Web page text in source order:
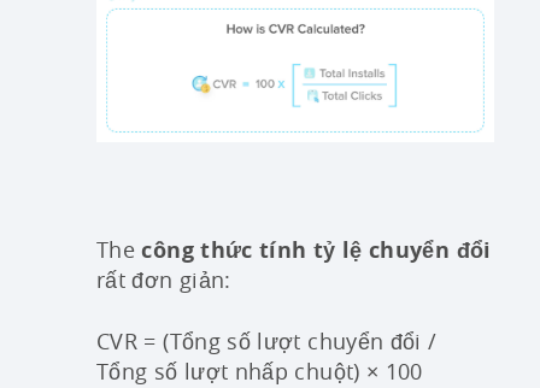
Thecông thức tính tỷ lệ chuyển đổi
rất đơn giản:
CVR = (Tổng số lượt chuyển đổi /
Tổng số lượt nhấp chuột) × 100